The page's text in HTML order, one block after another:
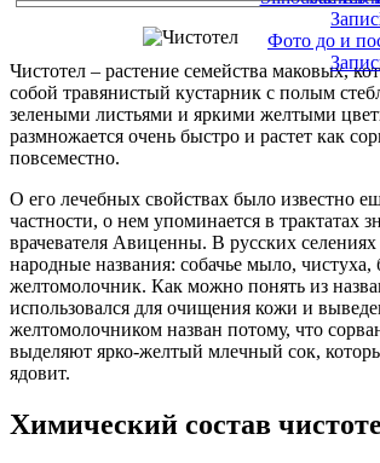
Фото до и
Чистотел – растение семейства маковых,
собой травянистый кустарник с полым
зелеными листьями и яркими желтыми
размножается очень быстро и растет как
повсеместно.
О его лечебных свойствах было известно
частности, о нем упоминается в трактатах
врачевателя Авиценны. В русских селениях
народные названия: собачье мыло, чистуха,
желтомолочник. Как можно понять из
использовался для очищения кожи и
желтомолочником назван потому, что
выделяют ярко-желтый млечный сок,
ядовит.
Химический состав